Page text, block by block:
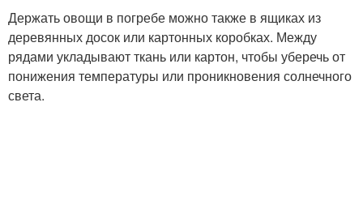
Держать овощи в погребе можно также в ящиках из
деревянных досок или картонных коробках. Между
рядами укладывают ткань или картон, чтобы уберечь от
понижения температуры или проникновения солнечного
света.